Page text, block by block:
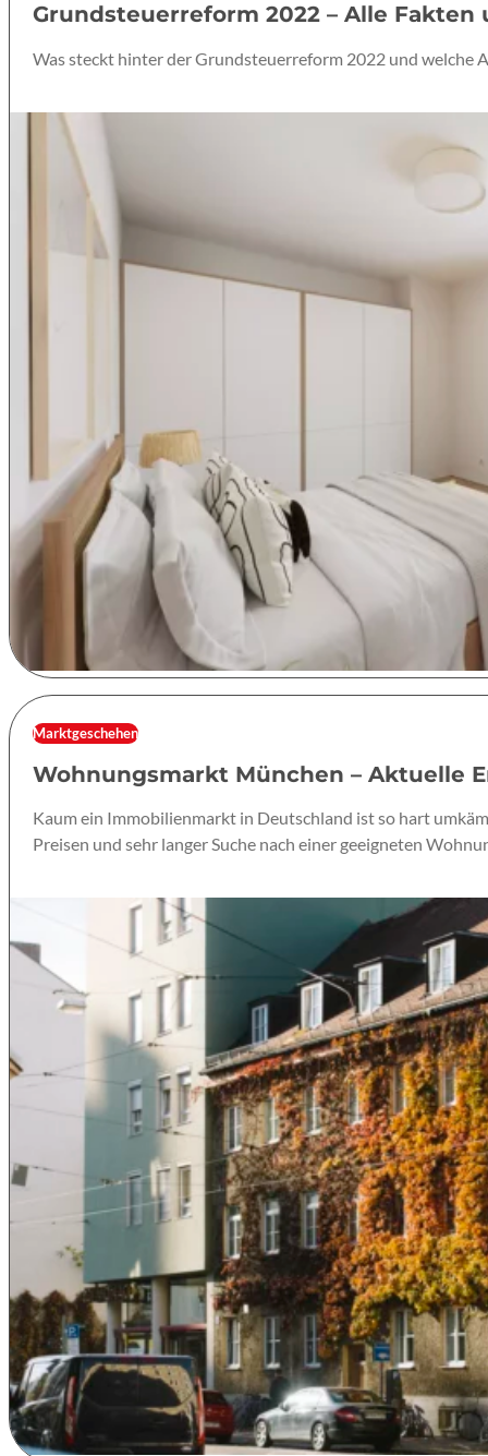
Grundsteuerreform 2022 – Alle
Was steckt hinter der Grundsteuerreform 2022 und welche
Marktgeschehen
Wohnungsmarkt München – Aktuelle
Kaum ein Immobilienmarkt in Deutschland ist so hart
Preisen und sehr langer Suche nach einer geeigneten